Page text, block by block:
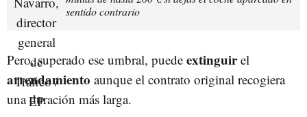
sentido contrario
Pero, superado ese umbral, puede extinguirel
arrendamiento aunque el contrato original recogiera
una duración más larga.